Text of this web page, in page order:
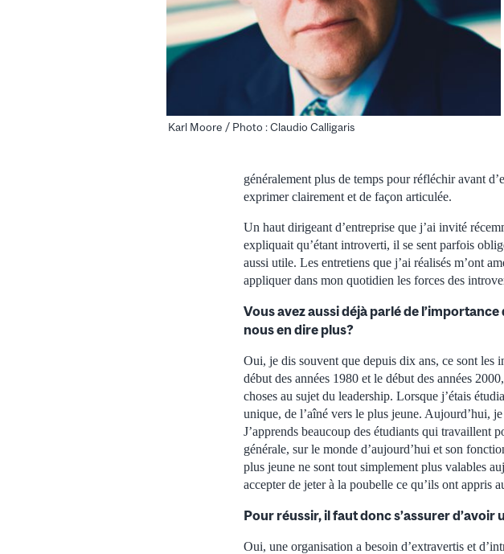
Karl Moore / Photo : Claudio Calligaris
généralement plus de temps pour réfléchir avant
exprimer clairement et de façon articulée.
Un haut dirigeant d’entreprise que j’ai invité
expliquait qu’étant introverti, il se sent parfois
aussi utile. Les entretiens que j’ai réalisés m’ont
appliquer dans mon quotidien les forces des
Vous avez aussi déjà parlé de
nous en dire plus?
Oui, je dis souvent que depuis dix ans, ce sont les
début des années 1980 et le début des années
choses au sujet du leadership. Lorsque j’étais
unique, de l’aîné vers le plus jeune. Aujourd’hui,
J’apprends beaucoup des étudiants qui travaillent
générale, sur le monde d’aujourd’hui et son
plus jeune ne sont tout simplement plus valables
accepter de jeter à la poubelle ce qu’ils ont appris
Pour réussir, il faut donc s’assurer
Oui, une organisation a besoin d’extravertis et